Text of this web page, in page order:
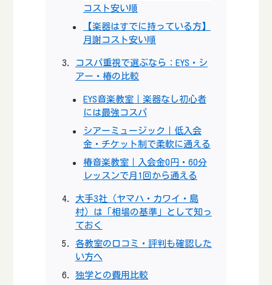
コスト安い順
【楽器はすでに持っている方】
月謝コスト安い順
コスパ重視で選ぶなら：EYS・シ
アー・椿の比較
EYS音楽教室｜楽器なし初心者
には最強コスパ
シアーミュージック｜低入会
金・チケット制で柔軟に通える
椿音楽教室｜入会金0円・60分
レッスンで月1回から通える
大手3社（ヤマハ・カワイ・島
村）は「相場の基準」として知っ
ておく
各教室の口コミ・評判も確認した
い方へ
独学との費用比較